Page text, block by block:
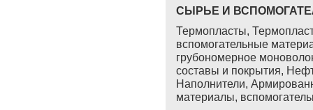
СЫРЬЕ И
Термопласты,
вспомогательные
грубономерное
составы и покрытия,
Наполнители,
материалы,